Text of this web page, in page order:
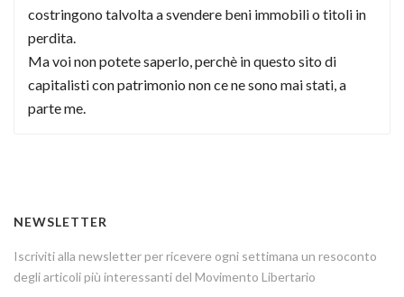
costringono talvolta a svendere beni immobili o titoli in
perdita.
Ma voi non potete saperlo, perchè in questo sito di
capitalisti con patrimonio non ce ne sono mai stati, a
parte me.
NEWSLETTER
Iscriviti alla newsletter per ricevere ogni settimana un resoconto
degli articoli più interessanti del Movimento Libertario